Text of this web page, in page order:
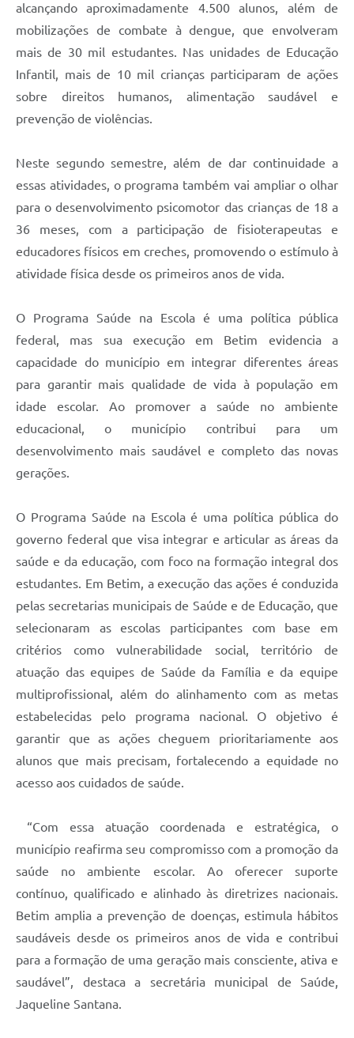
alcançando aproximadamente 4.500 alunos, além de
mobilizações de combate à dengue, que envolveram
mais de 30 mil estudantes. Nas unidades de Educação
Infantil, mais de 10 mil crianças participaram de ações
sobre direitos humanos, alimentação saudável e
prevenção de violências.
Neste segundo semestre, além de dar continuidade a
essas atividades, o programa também vai ampliar o olhar
para o desenvolvimento psicomotor das crianças de 18 a
36 meses, com a participação de fisioterapeutas e
educadores físicos em creches, promovendo o estímulo à
atividade física desde os primeiros anos de vida.
O Programa Saúde na Escola é uma política pública
federal, mas sua execução em Betim evidencia a
capacidade do município em integrar diferentes áreas
para garantir mais qualidade de vida à população em
idade escolar. Ao promover a saúde no ambiente
educacional, o município contribui para um
desenvolvimento mais saudável e completo das novas
gerações.
O Programa Saúde na Escola é uma política pública do
governo federal que visa integrar e articular as áreas da
saúde e da educação, com foco na formação integral dos
estudantes. Em Betim, a execução das ações é conduzida
pelas secretarias municipais de Saúde e de Educação, que
selecionaram as escolas participantes com base em
critérios como vulnerabilidade social, território de
atuação das equipes de Saúde da Família e da equipe
multiprofissional, além do alinhamento com as metas
estabelecidas pelo programa nacional. O objetivo é
garantir que as ações cheguem prioritariamente aos
alunos que mais precisam, fortalecendo a equidade no
acesso aos cuidados de saúde.
“Com essa atuação coordenada e estratégica, o
município reafirma seu compromisso com a promoção da
saúde no ambiente escolar. Ao oferecer suporte
contínuo, qualificado e alinhado às diretrizes nacionais.
Betim amplia a prevenção de doenças, estimula hábitos
saudáveis desde os primeiros anos de vida e contribui
para a formação de uma geração mais consciente, ativa e
saudável”, destaca a secretária municipal de Saúde,
Jaqueline Santana.